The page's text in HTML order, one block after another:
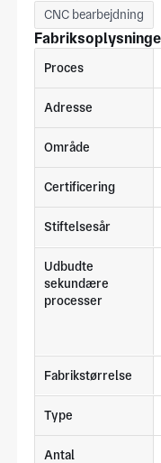
CNC bearbejdning
Proces
Adresse
Område
Certificering
Stiftelsesår
Udbudte
sekundære
processer
Fabrikstørrelse
Type
Antal